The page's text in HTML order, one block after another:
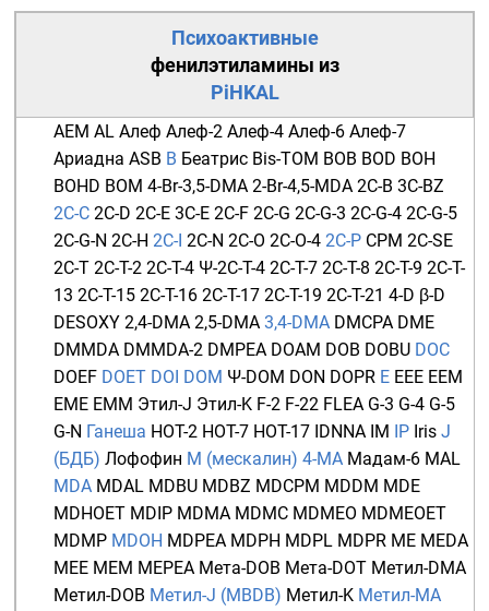
Психоактивные
фенилэтиламины из
PiHKAL
AEM AL Алеф Алеф-2 Алеф-4 Алеф-6 Алеф-7
Ариадна ASB B Беатрис Bis-TOM BOB BOD BOH
BOHD BOM 4-Br-3,5-DMA 2-Br-4,5-MDA 2C-B 3C-BZ
2C-C 2C-D 2C-E 3C-E 2C-F 2C-G 2C-G-3 2C-G-4 2C-G-5
2C-G-N 2C-H 2C-I 2C-N 2C-O 2C-O-4 2C-P CPM 2C-SE
2C-T 2C-T-2 2C-T-4 Ψ-2C-T-4 2C-T-7 2C-T-8 2C-T-9 2C-T-
13 2C-T-15 2C-T-16 2C-T-17 2C-T-19 2C-T-21 4-D β-D
DESOXY 2,4-DMA 2,5-DMA 3,4-DMA DMCPA DME
DMMDA DMMDA-2 DMPEA DOAM DOB DOBU DOC
DOEF DOET DOI DOM Ψ-DOM DON DOPR E EEE EEM
EME EMM Этил-J Этил-K F-2 F-22 FLEA G-3 G-4 G-5
G-N Ганеша HOT-2 HOT-7 HOT-17 IDNNA IM IP Iris J
(БДБ) Лофофин М (мескалин) 4-MA Мадам-6 MAL
MDA MDAL MDBU MDBZ MDCPM MDDM MDE
MDHOET MDIP MDMA MDMC MDMEO MDMEOET
MDMP MDOH MDPEA MDPH MDPL MDPR ME MEDA
MEE MEM MEPEA Мета-DOB Мета-DOT Метил-DMA
Метил-DOB Метил-J (MBDB) Метил-K Метил-MA